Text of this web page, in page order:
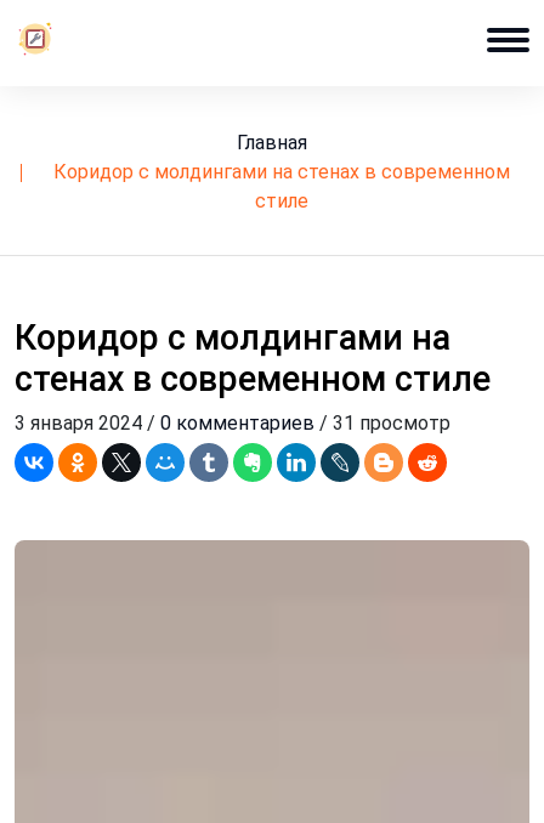
Главная
коридор с молдингами на стенах в современном
стиле
Коридор с молдингами на
стенах в современном стиле
3 января 2024 / 0 комментариев / 31 просмотр